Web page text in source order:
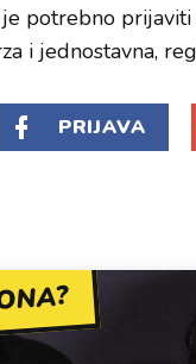
potrebno prijaviti
i jednostavna,
PRIJAVA